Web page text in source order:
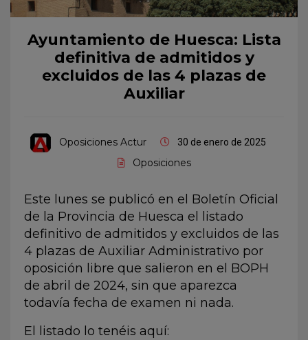
Ayuntamiento de Huesca: Lista
definitiva de admitidos y
excluidos de las 4 plazas de
Auxiliar
Oposiciones Actur 30 de enero de 2025
Oposiciones
Este lunes se publicó en el Boletín Oficial
de la Provincia de Huesca el listado
definitivo de admitidos y excluidos de las
4 plazas de Auxiliar Administrativo por
oposición libre que salieron en el BOPH
de abril de 2024, sin que aparezca
todavía fecha de examen ni nada.
El listado lo tenéis aquí: